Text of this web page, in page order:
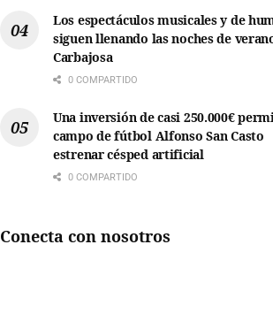
Los espectáculos musicales y de
siguen llenando las noches de
Carbajosa
0 COMPARTIDO
Una inversión de casi 250.000€
campo de fútbol Alfonso San Casto
estrenar césped artificial
0 COMPARTIDO
Conecta con nosotros